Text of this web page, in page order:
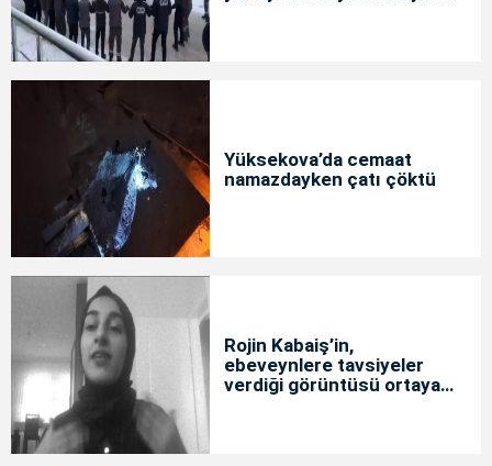
Yüksekova’da cemaat
namazdayken çatı çöktü
Rojin Kabaiş’in,
ebeveynlere tavsiyeler
verdiği görüntüsü ortaya